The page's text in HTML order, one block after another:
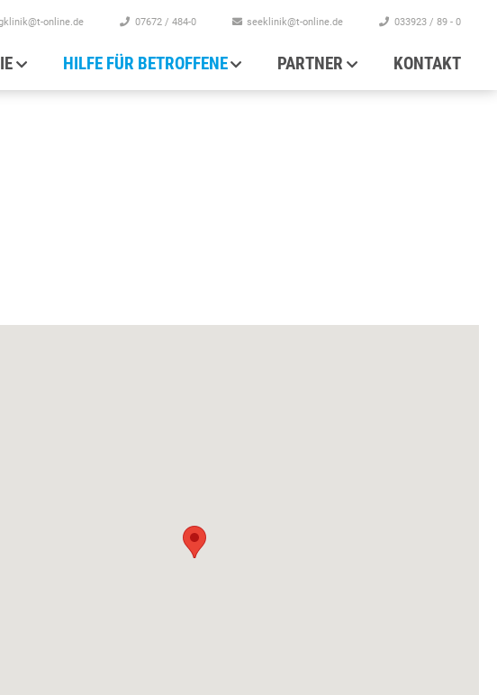
HILFE FÜR BETROFFENE PARTNER KONTAKT
online.de 07672 / 484-0 seeklinik@t-online.de 033923 / 89 - 0